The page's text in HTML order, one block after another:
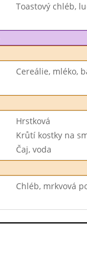
Toastový chléb,
Cereálie, mléko,
Hrstková
Krůtí kostky na
Čaj, voda
Chléb, mrkvová